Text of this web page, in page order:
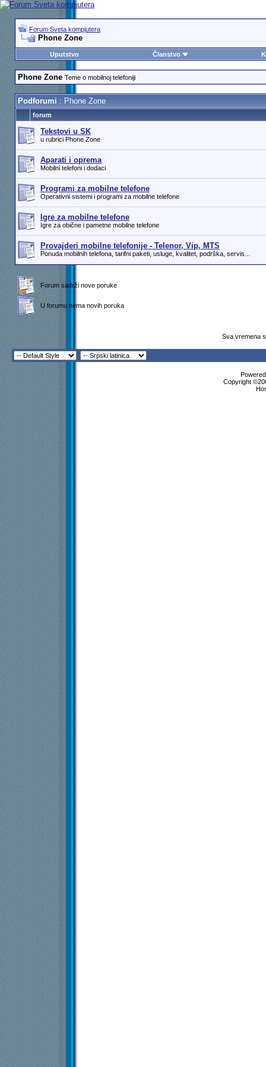
Forum Sveta kompjutera
Phone Zone
Uputstvo Članstvo
Phone Zone Teme o mobilnoj telefoniji
Podforumi : Phone Zone
forum
Tekstovi u SK
u rubrici Phone Zone
Aparati i oprema
Mobilni telefoni i dodaci
Programi za mobilne telefone
Operativni sistemi i programi za mobilne telefone
Igre za mobilne telefone
Igre za obične i pametne mobilne telefone
Provajderi mobilne telefonije - Telenor, Vip, MTS
Ponuda mobilnih telefona, tarifni paketi, usluge, kvalitet, podrška, servis...
Forum sadrži nove poruke
U forumu nema novih poruka
Sva vremena
Copyright